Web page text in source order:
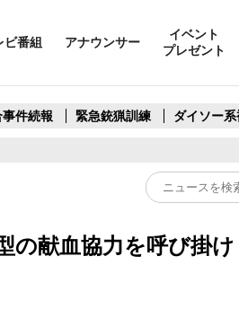
ビ番組 アナウンサー
イベント
プレゼント
件続報 緊急銃猟訓練 ダイソー
の献血協力を呼び掛